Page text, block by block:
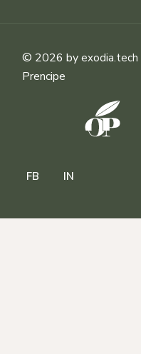
© 2026 byexodia.tech
Prencipe
FB IN